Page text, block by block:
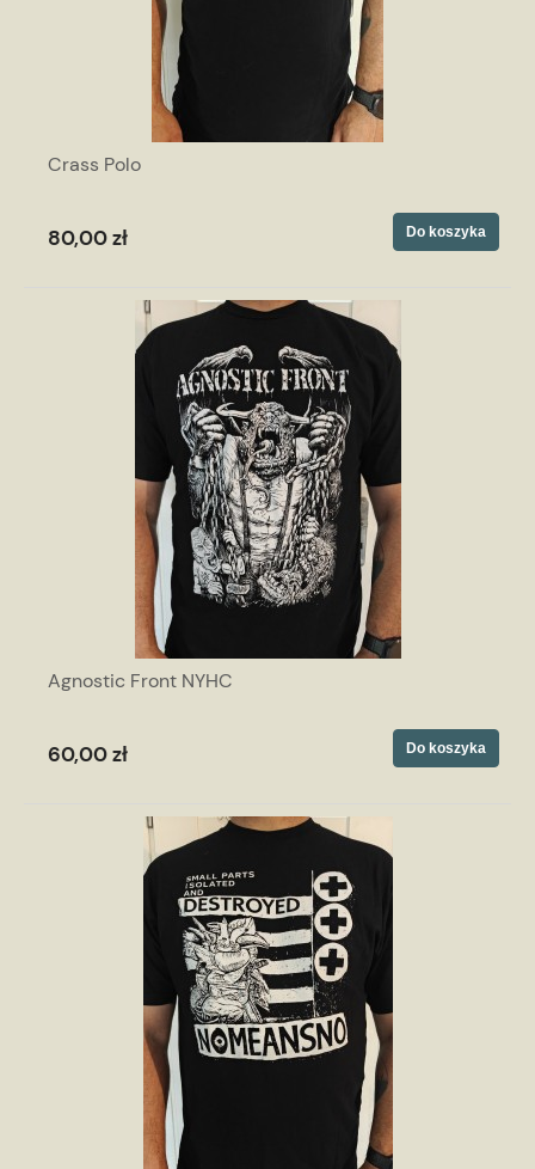
Crass Polo
80,00 zł Do koszyka
Agnostic Front NYHC
60,00 zł Do koszyka